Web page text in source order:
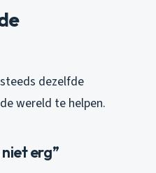
dezelfde
wereld te helpen.
erg”